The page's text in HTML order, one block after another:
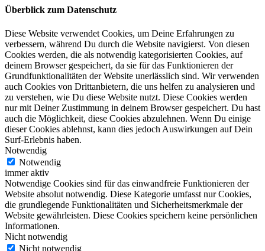
Überblick zum Datenschutz
Diese Website verwendet Cookies, um Deine Erfahrungen zu
verbessern, während Du durch die Website navigierst. Von diesen
Cookies werden, die als notwendig kategorisierten Cookies, auf
deinem Browser gespeichert, da sie für das Funktionieren der
Grundfunktionalitäten der Website unerlässlich sind. Wir verwenden
auch Cookies von Drittanbietern, die uns helfen zu analysieren und
zu verstehen, wie Du diese Website nutzt. Diese Cookies werden
nur mit Deiner Zustimmung in deinem Browser gespeichert. Du hast
auch die Möglichkeit, diese Cookies abzulehnen. Wenn Du einige
dieser Cookies ablehnst, kann dies jedoch Auswirkungen auf Dein
Surf-Erlebnis haben.
Notwendig
Notwendig
immer aktiv
Notwendige Cookies sind für das einwandfreie Funktionieren der
Website absolut notwendig. Diese Kategorie umfasst nur Cookies,
die grundlegende Funktionalitäten und Sicherheitsmerkmale der
Website gewährleisten. Diese Cookies speichern keine persönlichen
Informationen.
Nicht notwendig
Nicht notwendig